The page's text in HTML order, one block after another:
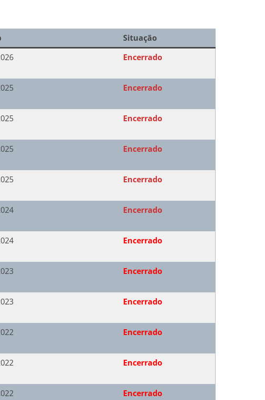
Situação
Encerrado
Encerrado
Encerrado
Encerrado
Encerrado
Encerrado
Encerrado
Encerrado
Encerrado
Encerrado
Encerrado
Encerrado